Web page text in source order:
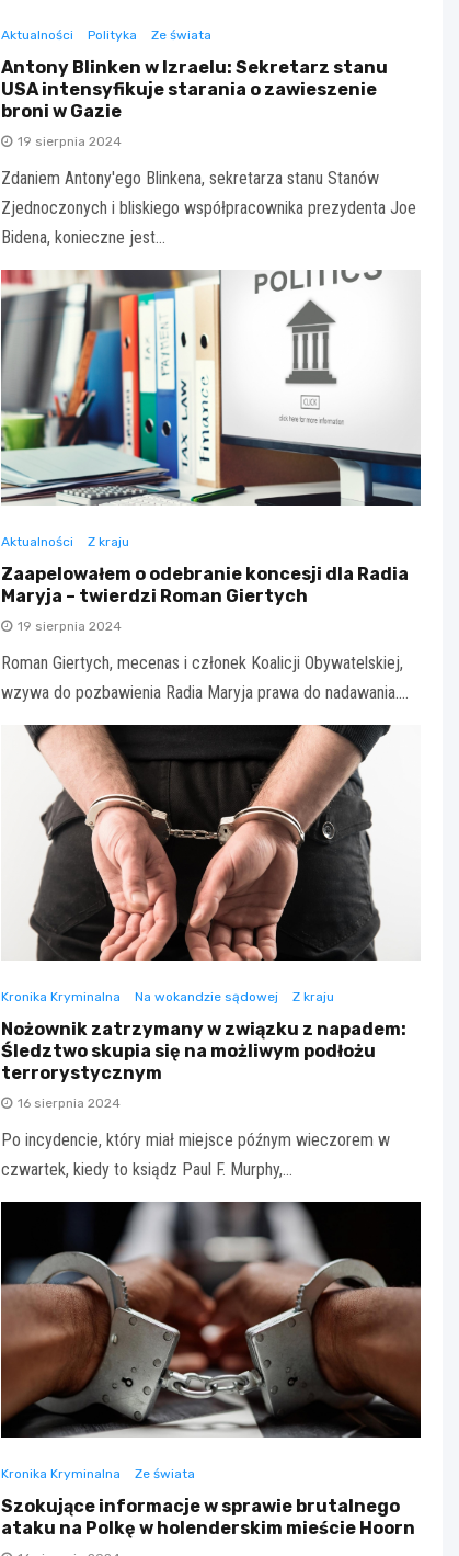
Aktualności Polityka Ze świata
Antony Blinken w Izraelu: Sekretarz stanu
USA intensyfikuje starania o zawieszenie
broni w Gazie
19 sierpnia 2024
Zdaniem Antony'ego Blinkena, sekretarza stanu Stanów
Zjednoczonych i bliskiego współpracownika prezydenta Joe
Bidena, konieczne jest…
Aktualności Z kraju
Zaapelowałem o odebranie koncesji dla Radia
Maryja – twierdzi Roman Giertych
19 sierpnia 2024
Roman Giertych, mecenas i członek Koalicji Obywatelskiej,
wzywa do pozbawienia Radia Maryja prawa do nadawania.…
Kronika Kryminalna Na wokandzie sądowej Z kraju
Nożownik zatrzymany w związku z napadem:
Śledztwo skupia się na możliwym podłożu
terrorystycznym
16 sierpnia 2024
Po incydencie, który miał miejsce późnym wieczorem w
czwartek, kiedy to ksiądz Paul F. Murphy,…
Kronika Kryminalna Ze świata
Szokujące informacje w sprawie brutalnego
ataku na Polkę w holenderskim mieście Hoorn